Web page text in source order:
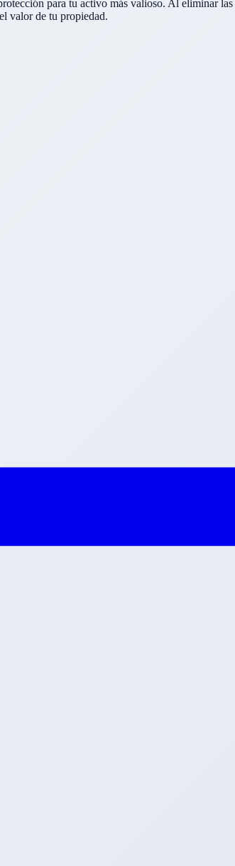
para tu activo más valioso. Al eliminar
valor de tu propiedad.